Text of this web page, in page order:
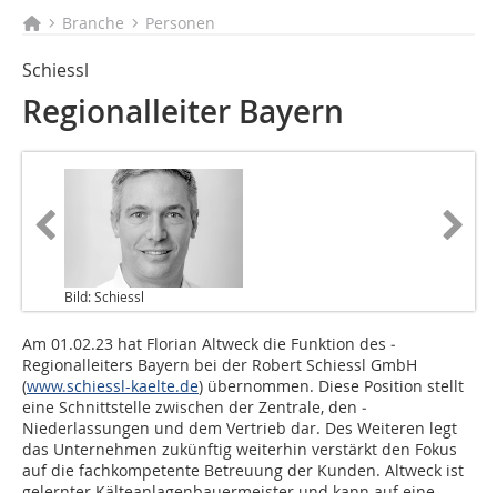
Branche Personen
Schiessl
Regionalleiter Bayern
Bild: Schiessl
Am 01.02.23 hat Florian Altweck die Funktion des ­
Regionalleiters Bayern bei der Robert Schiessl GmbH
(www.schiessl-kaelte.de) übernommen. Diese Position stellt
eine Schnittstelle zwischen der Zentrale, den ­
Niederlassungen und dem Vertrieb dar. Des Weiteren legt
das Unternehmen zukünftig weiterhin verstärkt den Fokus
auf die fachkompetente Betreuung der Kunden. Altweck ist